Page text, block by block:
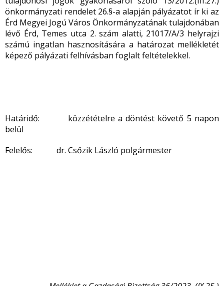
önkormányzati rendelet 26.§-a alapján pályázatot ír ki az
Érd Megyei Jogú Város Önkormányzatának tulajdonában
lévő Érd, Temes utca 2. szám alatti, 21017/A/3 helyrajzi
számú ingatlan hasznosítására a határozat mellékletét
képező pályázati felhívásban foglalt feltételekkel.
Határidő: közzétételre a döntést követő 5 napon
belül
Felelős: dr. Csőzik László polgármester